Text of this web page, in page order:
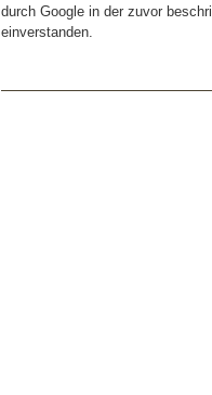
durch Google in der zuvor
einverstanden.